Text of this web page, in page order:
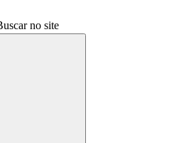
no site